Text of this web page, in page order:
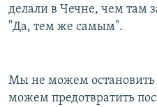
делали в Чечне, чем там
"Да, тем же самым".
Мы не можем
можем предотвратить